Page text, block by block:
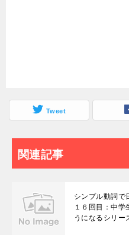
Tweet
関連記事
シンプル動詞で
１６回目：中学
うになるシリー